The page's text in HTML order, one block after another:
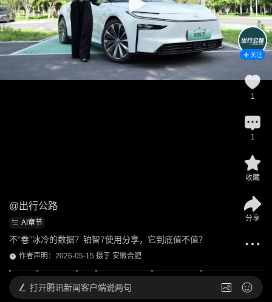
@出行公路
AI章节
不“卷”冰冷的数据？铂智7使用分享，它到底值不值？
作者声明：2026-05-15 摄于 安徽合肥
关注
1
1
收藏
分享
打开腾讯新闻客户端说两句